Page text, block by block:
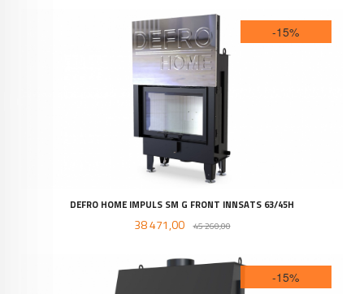
DEFRO HOME IMPULS SM G FRONT INNSATS 63/45H
Tilbud
38 471,00 45 260,00Rabatt
-15%
-15%